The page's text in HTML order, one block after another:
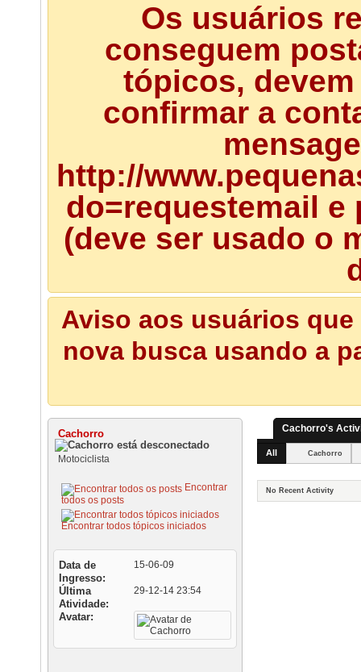
Os usuários
conseguem
tópicos,
confirmar a
http://
do=requestemail
(deve ser usado o
Aviso aos usuários
nova busca usando a
Cachorro
Motociclista
Encontrar
todos os posts
Encontrar todos tópicos iniciados
Data de
Ingresso
15-06-09
Última
Atividade
29-12-14 23:54
Avatar
Cachorro's
All Cachorro
No Recent Activity